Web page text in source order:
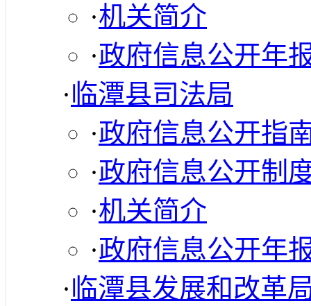
·机关简介
·政府信息公开年
·临潭县司法局
·政府信息公开指
·政府信息公开制
·机关简介
·政府信息公开年
·临潭县发展和改革